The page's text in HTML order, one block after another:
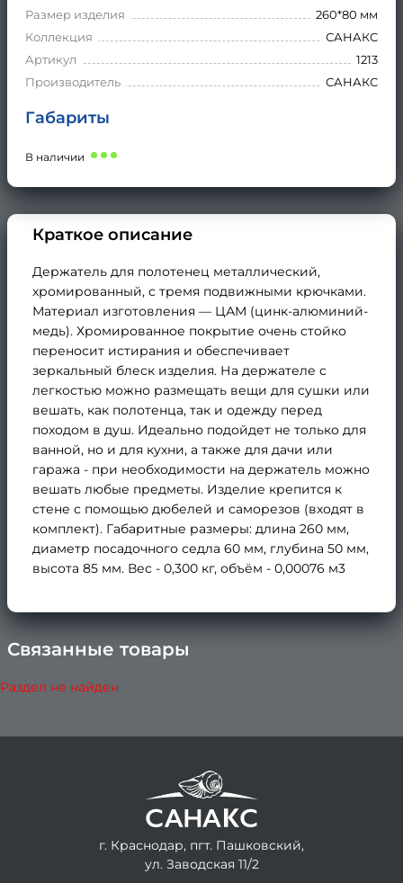
Размер изделия
260*80 мм
Коллекция
САНАКС
Артикул
1213
Производитель
САНАКС
Габариты
В наличии
Краткое описание
Держатель для полотенец металлический,
хромированный, с тремя подвижными крючками.
Материал изготовления — ЦАМ (цинк-алюминий-
медь). Хромированное покрытие очень стойко
переносит истирания и обеспечивает
зеркальный блеск изделия. На держателе с
легкостью можно размещать вещи для сушки или
вешать, как полотенца, так и одежду перед
походом в душ. Идеально подойдет не только для
ванной, но и для кухни, а также для дачи или
гаража - при необходимости на держатель можно
вешать любые предметы. Изделие крепится к
стене с помощью дюбелей и саморезов (входят в
комплект). Габаритные размеры: длина 260 мм,
диаметр посадочного седла 60 мм, глубина 50 мм,
высота 85 мм. Вес - 0,300 кг, объём - 0,00076 м3
Связанные товары
Раздел не найден
г. Краснодар, пгт. Пашковский,
ул. Заводская 11/2